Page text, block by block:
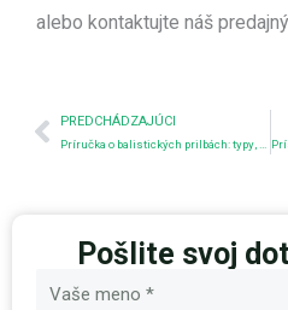
alebo kontaktujte náš
Predchádzajúci
PREDCHÁDZAJÚCI
Pošlite svoj
Názov